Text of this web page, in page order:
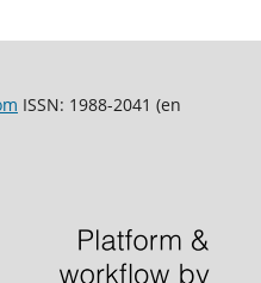
ISSN: 1988-2041 (en